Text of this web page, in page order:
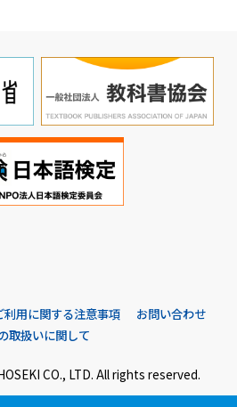
利用に関する注意事項
お問い合わせ
取扱いに関して
CO., LTD. All rights reserved.